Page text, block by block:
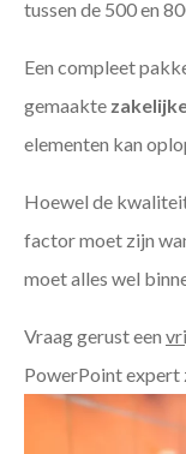
tussen de 500 en
Een compleet
gemaakte
elementen kan
Hoewel de
factor moet zijn
moet alles wel
Vraag gerust een
PowerPoint expert